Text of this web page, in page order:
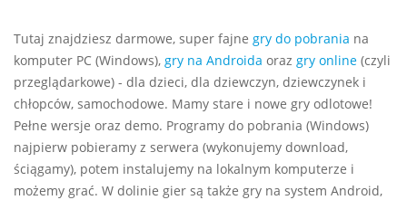
Tutaj znajdziesz darmowe, super fajne gry do pobrania na
komputer PC (Windows), gry na Androida oraz gry online (czyli
przeglądarkowe) - dla dzieci, dla dziewczyn, dziewczynek i
chłopców, samochodowe. Mamy stare i nowe gry odlotowe!
Pełne wersje oraz demo. Programy do pobrania (Windows)
najpierw pobieramy z serwera (wykonujemy download,
ściągamy), potem instalujemy na lokalnym komputerze i
możemy grać. W dolinie gier są także gry na system Android,